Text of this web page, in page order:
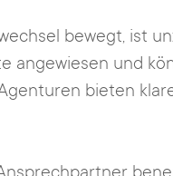
bewegt, ist
angewiesen und
bieten